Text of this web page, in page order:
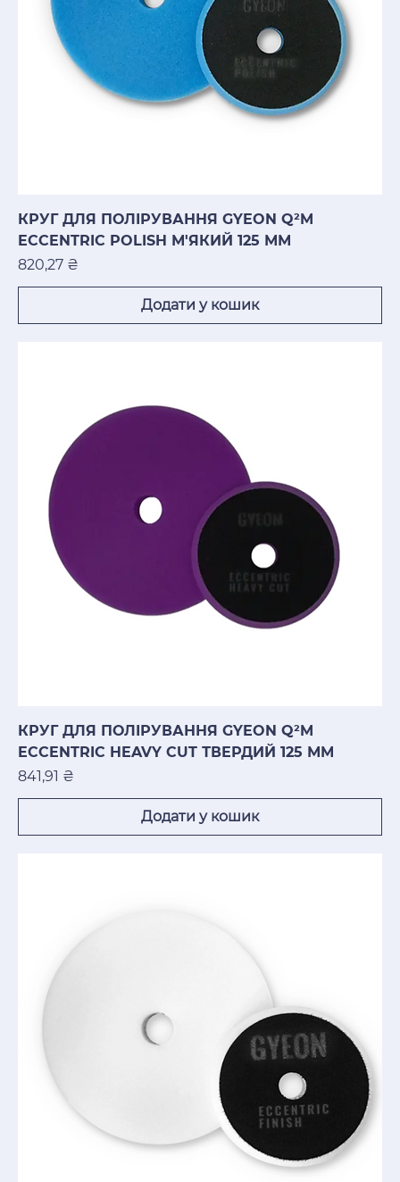
КРУГ ДЛЯ ПОЛІРУВАННЯ GYEON Q²M
ECCENTRIC POLISH М'ЯКИЙ 125 ММ
Ціна
820,27 ₴
Додати у кошик
КРУГ ДЛЯ ПОЛІРУВАННЯ GYEON Q²M
ECCENTRIC HEAVY CUT ТВЕРДИЙ 125 ММ
Ціна
841,91 ₴
Додати у кошик